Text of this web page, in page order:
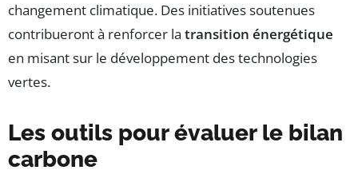
changement climatique. Des initiatives soutenues
contribueront à renforcer la transition énergétique
en misant sur le développement des technologies
vertes.
Les outils pour évaluer le bilan
carbone